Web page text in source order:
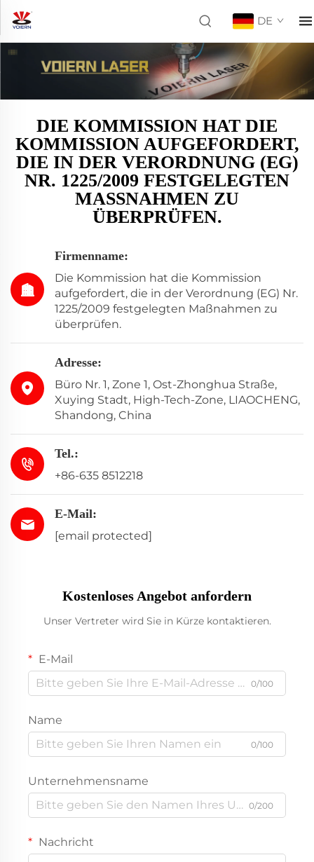
DE
DIE KOMMISSION HAT DIE
KOMMISSION AUFGEFORDERT,
DIE IN DER VERORDNUNG (EG)
NR. 1225/2009 FESTGELEGTEN
MASSNAHMEN ZU Ü
BERPRÜFEN.
Firmenname:
Die Kommission hat die Kommission
aufgefordert, die in der Verordnung (EG) Nr.
1225/2009 festgelegten Maßnahmen zu
überprüfen.
Adresse:
Büro Nr. 1, Zone 1, Ost-Zhonghua Straße,
Xuying Stadt, High-Tech-Zone, LIAOCHENG,
Shandong, China
Tel.:
+86-635 8512218
E-Mail:
[email protected]
Kostenloses Angebot anfordern
Unser Vertreter wird Sie in Kürze kontaktieren.
E-Mail
0/100
Name
0/100
Unternehmensname
0/200
Nachricht